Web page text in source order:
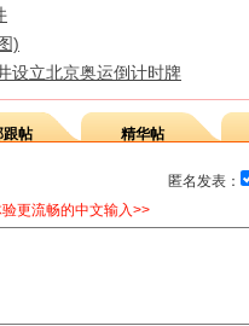
)
设立北京奥运倒计时牌
跟帖 精华帖
匿名发表：
更流畅的中文输入>>